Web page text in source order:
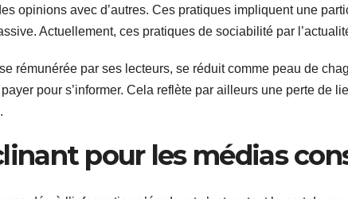
opinions avec d’autres. Ces pratiques impliquent une
Actuellement, ces pratiques de sociabilité par
rémunérée par ses lecteurs, se réduit comme peau de
pour s’informer. Cela reflète par ailleurs une perte de
pour les médias